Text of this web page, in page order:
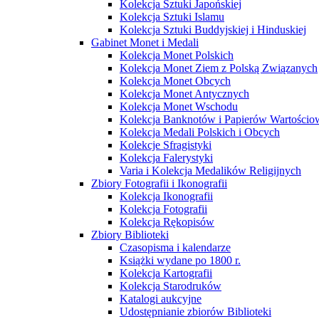
Kolekcja Sztuki Japońskiej
Kolekcja Sztuki Islamu
Kolekcja Sztuki Buddyjskiej i Hinduskiej
Gabinet Monet i Medali
Kolekcja Monet Polskich
Kolekcja Monet Ziem z Polską Związanych
Kolekcja Monet Obcych
Kolekcja Monet Antycznych
Kolekcja Monet Wschodu
Kolekcja Banknotów i Papierów
Kolekcja Medali Polskich i Obcych
Kolekcje Sfragistyki
Kolekcja Falerystyki
Varia i Kolekcja Medalików Religijnych
Zbiory Fotografii i Ikonografii
Kolekcja Ikonografii
Kolekcja Fotografii
Kolekcja Rękopisów
Zbiory Biblioteki
Czasopisma i kalendarze
Książki wydane po 1800 r.
Kolekcja Kartografii
Kolekcja Starodruków
Katalogi aukcyjne
Udostępnianie zbiorów Biblioteki